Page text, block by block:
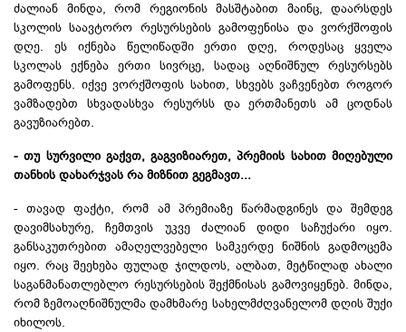
ძალიან მინდა, რომ რეგიონის მასშტაბით მაინც, დაარსდეს
სკოლის საავტორო რესურსების გამოფენისა და ვორქშოფის
დღე. ეს იქნება წელიწადში ერთი დღე, როდესაც ყველა
სკოლას ექნება ერთი სივრცე, სადაც აღნიშნულ რესურსებს
გამოფენს. იქვე ვორქშოფის სახით, სხვებს ვაჩვენებთ როგორ
ვამზადებთ სხვადასხვა რესურსს და ერთმანეთს ამ ცოდნას
გავუზიარებთ.
- თუ სურვილი გაქვთ, გაგვიზიარეთ, პრემიის სახით მიღებული
თანხის დახარჯვას რა მიზნით გეგმავთ...
- თავად ფაქტი, რომ ამ პრემიაზე წარმადგინეს და შემდეგ
დავიმსახურე, ჩემთვის უკვე ძალიან დიდი საჩუქარი იყო.
განსაკუთრებით ამაღელვებელი სამკერდე ნიშნის გადმოცემა
იყო. რაც შეეხება ფულად ჯილდოს, ალბათ, მეტწილად ახალი
საგანმანათლებლო რესურსების შექმნისას გამოვიყენებ. მინდა,
რომ ზემოაღნიშნულმა დამხმარე სახელმძღვანელომ დღის შუქი
იხილოს.